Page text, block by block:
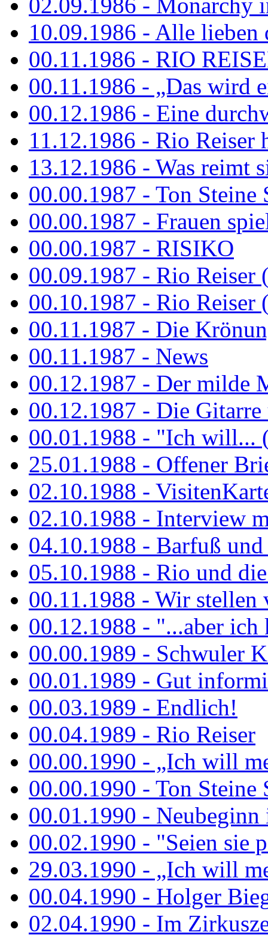
10.09.1986 - Alle lieben
00.11.1986 - RIO
00.11.1986 - „Das wird
00.12.1986 - Eine
11.12.1986 - Rio Reiser
13.12.1986 - Was reimt
00.00.1987 - Ton Steine
00.00.1987 - Frauen
00.00.1987 - RISIKO
00.09.1987 - Rio Reiser
00.10.1987 - Rio Reiser
00.11.1987 - Die
00.11.1987 - News
00.12.1987 - Der milde
00.12.1987 - Die Gitarre
00.01.1988 - "Ich will...
25.01.1988 - Offener
02.10.1988 -
02.10.1988 - Interview
04.10.1988 - Barfuß und
05.10.1988 - Rio und
00.11.1988 - Wir stellen
00.12.1988 - "...aber ich
00.00.1989 - Schwuler
00.01.1989 - Gut
00.03.1989 - Endlich!
00.04.1989 - Rio Reiser
00.00.1990 - „Ich will
00.00.1990 - Ton Steine
00.01.1990 -
00.02.1990 - "Seien sie
29.03.1990 - „Ich will
00.04.1990 - Holger
02.04.1990 - Im